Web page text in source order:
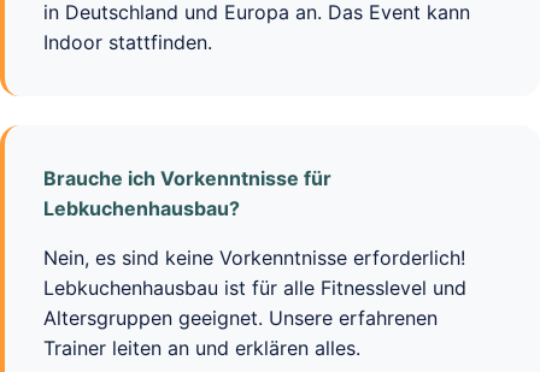
in Deutschland und Europa an. Das Event kann
Indoor stattfinden.
Brauche ich Vorkenntnisse für
Lebkuchenhausbau?
Nein, es sind keine Vorkenntnisse erforderlich!
Lebkuchenhausbau ist für alle Fitnesslevel und
Altersgruppen geeignet. Unsere erfahrenen
Trainer leiten an und erklären alles.